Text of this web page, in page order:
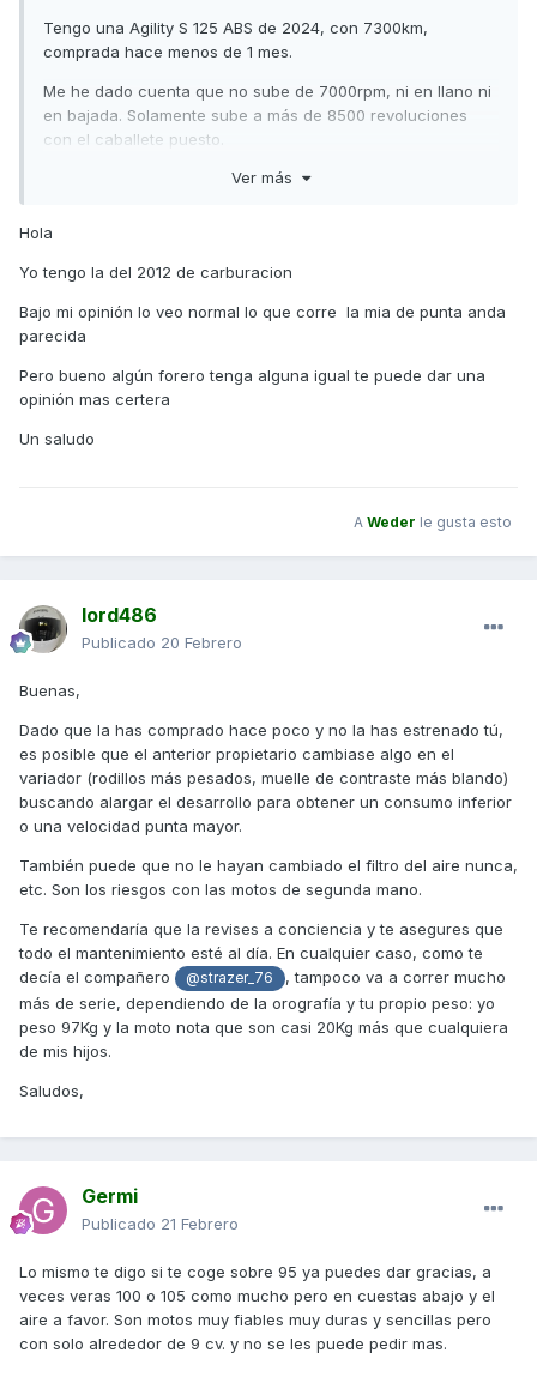
Tengo una Agility S 125 ABS de 2024, con 7300km,
comprada hace menos de 1 mes.
Me he dado cuenta que no sube de 7000rpm, ni en llano ni
en bajada. Solamente sube a más de 8500 revoluciones
con el caballete puesto.
La velocidad punta a la que he llegado con ella es a
primerizo y cuando la he metido por autovía no he querido
las revoluciones debería probar un día a meterla por
comportamiento.
estancadas en las 7000 y no hace picos de subida, es
como si el máximo que diese fuese esas 7000.
El motor suena bien, lo único es que creo que en parado
Ver más
Hola
Yo tengo la del 2012 de carburacion
Bajo mi opinión lo veo normal lo que corre la mia de punta anda
parecida
Pero bueno algún forero tenga alguna igual te puede dar una
opinión mas certera
Un saludo
A Weder le gusta esto
lord486
Publicado 20 Febrero
Buenas,
Dado que la has comprado hace poco y no la has estrenado tú,
es posible que el anterior propietario cambiase algo en el
variador (rodillos más pesados, muelle de contraste más blando)
buscando alargar el desarrollo para obtener un consumo inferior
o una velocidad punta mayor.
También puede que no le hayan cambiado el filtro del aire nunca,
etc. Son los riesgos con las motos de segunda mano.
Te recomendaría que la revises a conciencia y te asegures que
todo el mantenimiento esté al día. En cualquier caso, como te
decía el compañero
@strazer_76
, tampoco va a correr mucho
más de serie, dependiendo de la orografía y tu propio peso: yo
peso 97Kg y la moto nota que son casi 20Kg más que cualquiera
de mis hijos.
Saludos,
Germi
Publicado 21 Febrero
Lo mismo te digo si te coge sobre 95 ya puedes dar gracias, a
veces veras 100 o 105 como mucho pero en cuestas abajo y el
aire a favor. Son motos muy fiables muy duras y sencillas pero
con solo alrededor de 9 cv. y no se les puede pedir mas.